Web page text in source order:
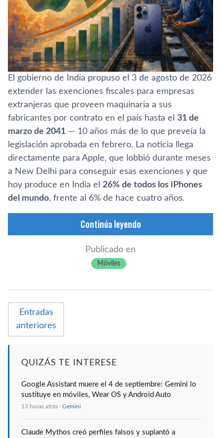
El gobierno de India propuso el 3 de agosto de 2026
extender las exenciones fiscales para empresas
extranjeras que proveen maquinaria a sus
fabricantes por contrato en el país hasta el 31 de
marzo de 2041 — 10 años más de lo que preveía la
legislación aprobada en febrero. La noticia llega
directamente para Apple, que lobbió durante meses
a New Delhi para conseguir esas exenciones y que
hoy produce en India el 26% de todos los iPhones
del mundo, frente al 6% de hace cuatro años.
Continúa leyendo
Publicado en
Móviles
Entradas
anteriores
QUIZÁS TE INTERESE
Google Assistant muere el 4 de septiembre: Gemini lo
sustituye en móviles, Wear OS y Android Auto
13 horas atrás · Gemini
Claude Mythos creó perfiles falsos y suplantó a